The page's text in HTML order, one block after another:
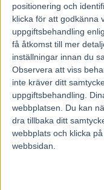
positionering och
klicka för att godkänna
uppgiftsbehandling
få åtkomst till mer
inställningar innan du
Observera att viss
inte kräver ditt
uppgiftsbehandling.
webbplatsen. Du kan
dra tillbaka ditt
webbplats och klicka
webbsidan.
7
7